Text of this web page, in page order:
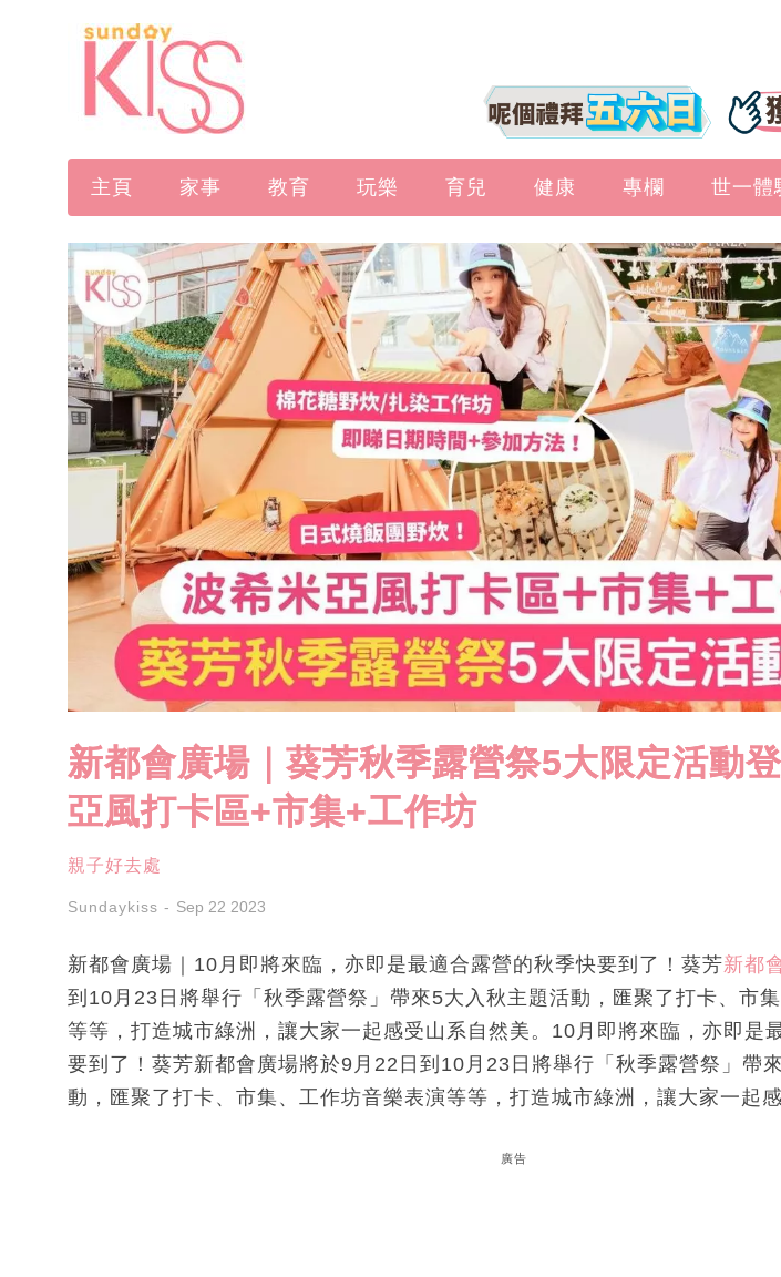
主頁 家事 教育 玩樂 育兒 健康 專欄 世一體
新都會廣場｜葵芳秋季露營祭5大限定活動
亞風打卡區+市集+工作坊
親子好去處
Sundaykiss Sep 22 2023
新都會廣場｜10月即將來臨，亦即是最適合露營的秋季快要到了！葵芳新都
到10月23日將舉行「秋季露營祭」帶來5大入秋主題活動，匯聚了打卡、市
等等，打造城市綠洲，讓大家一起感受山系自然美。10月即將來臨，亦即是
要到了！葵芳新都會廣場將於9月22日到10月23日將舉行「秋季露營祭」帶
動，匯聚了打卡、市集、工作坊音樂表演等等，打造城市綠洲，讓大家一起感
廣告